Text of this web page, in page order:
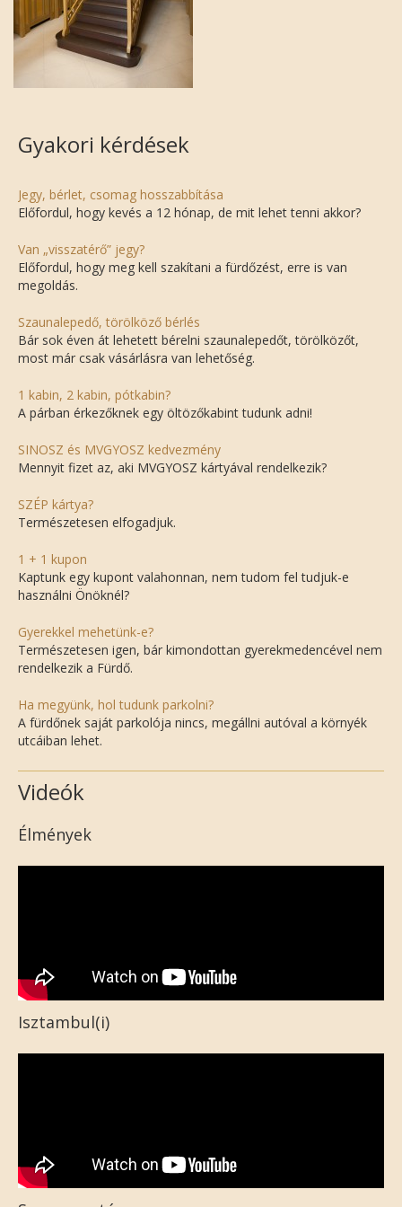
Gyakori kérdések
Jegy, bérlet, csomag hosszabbítása
Előfordul, hogy kevés a 12 hónap, de mit lehet tenni akkor?
Van „visszatérő” jegy?
Előfordul, hogy meg kell szakítani a fürdőzést, erre is van
megoldás.
Szaunalepedő, törölköző bérlés
Bár sok éven át lehetett bérelni szaunalepedőt, törölközőt,
most már csak vásárlásra van lehetőség.
1 kabin, 2 kabin, pótkabin?
A párban érkezőknek egy öltözőkabint tudunk adni!
SINOSZ és MVGYOSZ kedvezmény
Mennyit fizet az, aki MVGYOSZ kártyával rendelkezik?
SZÉP kártya?
Természetesen elfogadjuk.
1 + 1 kupon
Kaptunk egy kupont valahonnan, nem tudom fel tudjuk-e
használni Önöknél?
Gyerekkel mehetünk-e?
Természetesen igen, bár kimondottan gyerekmedencével nem
rendelkezik a Fürdő.
Ha megyünk, hol tudunk parkolni?
A fürdőnek saját parkolója nincs, megállni autóval a környék
utcáiban lehet.
Videók
Élmények
Isztambul(i)